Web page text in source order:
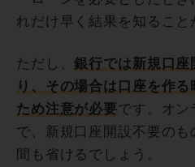
れだけ早く結果を知ること
ただし、銀行では新規口座
り、その場合は口座を作
ため注意が必要です。オン
で、新規口座開設不要のも
間も省けるでしょう。